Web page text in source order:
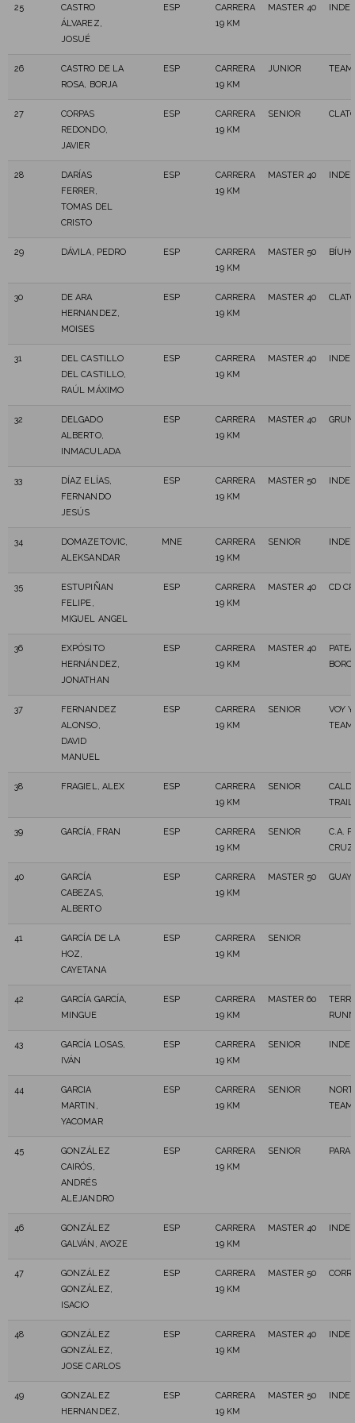
25
CASTRO
ÁLVAREZ,
JOSUÉ
ESP
CARRERA
19 KM
MASTER 40
26
CASTRO DE LA
ROSA, BORJA
ESP
CARRERA
19 KM
JUNIOR TEAM
27
CORPAS
REDONDO,
JAVIER
ESP
CARRERA
19 KM
SENIOR
28
DARÍAS
FERRER,
TOMAS DEL
CRISTO
ESP
CARRERA
19 KM
MASTER 40
29 DÁVILA, PEDRO ESP
CARRERA
19 KM
MASTER 50
30
DE ARA
HERNANDEZ,
MOISES
ESP
CARRERA
19 KM
MASTER 40
31
DEL CASTILLO
DEL CASTILLO,
RAÚL MÁXIMO
ESP
CARRERA
19 KM
MASTER 40
32
DELGADO
ALBERTO,
INMACULADA
ESP
CARRERA
19 KM
MASTER 40
33
DÍAZ ELÍAS,
FERNANDO
JESÚS
ESP
CARRERA
19 KM
MASTER 50
34
DOMAZETOVIC,
ALEKSANDAR
MNE
CARRERA
19 KM
SENIOR
35
ESTUPIÑAN
FELIPE,
MIGUEL ANGEL
ESP
CARRERA
19 KM
MASTER 40 CD
36
EXPÓSITO
HERNÁNDEZ,
JONATHAN
ESP
CARRERA
19 KM
MASTER 40
37
FERNANDEZ
ALONSO,
DAVID
MANUEL
ESP
CARRERA
19 KM
SENIOR
VOY
TEAM
38 FRAGIEL, ALEX ESP
CARRERA
19 KM
SENIOR
TRAIL
39 GARCÍA, FRAN ESP
CARRERA
19 KM
SENIOR
C.A.
CRUZ
40
GARCÍA
CABEZAS,
ALBERTO
ESP
CARRERA
19 KM
MASTER 50
41
GARCÍA DE LA
HOZ,
CAYETANA
ESP
CARRERA
19 KM
SENIOR
42
GARCÍA GARCÍA,
MINGUE
ESP
CARRERA
19 KM
MASTER 60
43
GARCÍA LOSAS,
IVÁN
ESP
CARRERA
19 KM
SENIOR
44
GARCIA
MARTIN,
YACOMAR
ESP
CARRERA
19 KM
SENIOR
TEAM
45
GONZÁLEZ
CAIRÓS,
ANDRÉS
ALEJANDRO
ESP
CARRERA
19 KM
SENIOR
46
GONZÁLEZ
GALVÁN, AYOZE
ESP
CARRERA
19 KM
MASTER 40
47
GONZÁLEZ
GONZÁLEZ,
ISACIO
ESP
CARRERA
19 KM
MASTER 50
48
GONZÁLEZ
GONZÁLEZ,
JOSE CARLOS
ESP
CARRERA
19 KM
MASTER 40
49
GONZALEZ
HERNANDEZ,
ESP
CARRERA
19 KM
MASTER 50